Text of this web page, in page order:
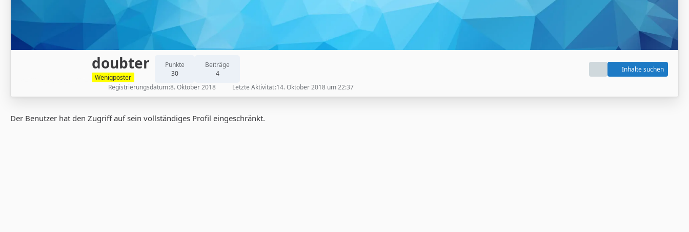
doubter
Wenigposter
Punkte
30
Beiträge
4
Inhalte suchen
Registrierungsdatum 8. Oktober 2018 Letzte Aktivität 14. Oktober 2018 um 22:37
Der Benutzer hat den Zugriff auf sein vollständiges Profil eingeschränkt.